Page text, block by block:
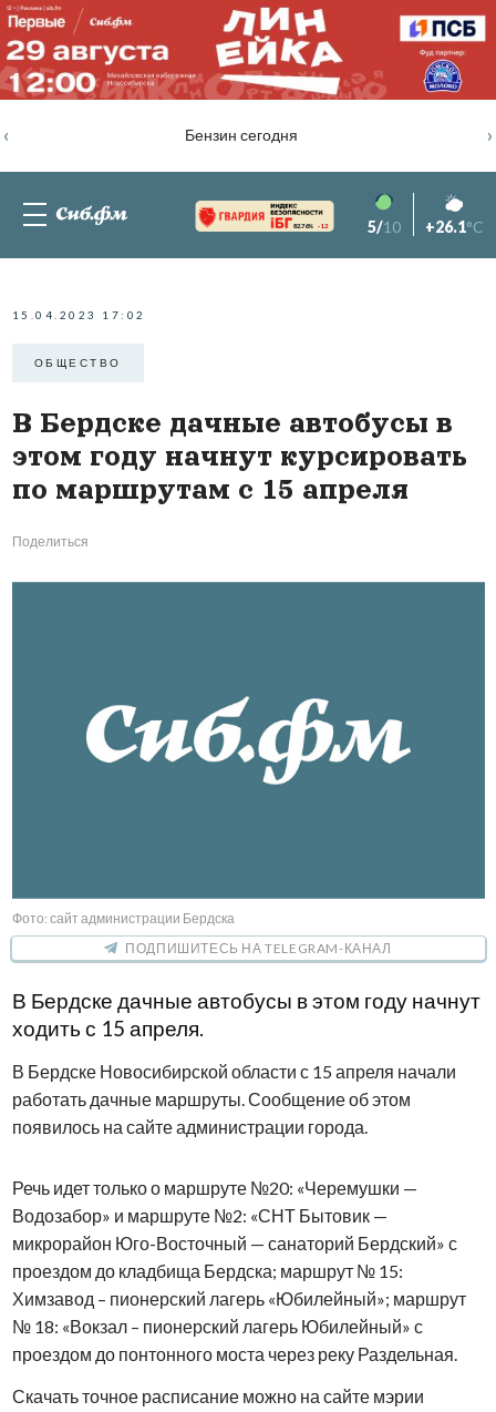
Бензин сегодня
‹ ›
82.76% -1.2 5/10 +26.1°C
15.04.2023 17:02
ОБЩЕСТВО
В Бердске дачные автобусы в
этом году начнут курсировать
по маршрутам с 15 апреля
Поделиться
Фото: сайт администрации Бердска
ПОДПИШИТЕСЬ НА TELEGRAM-КАНАЛ
В Бердске дачные автобусы в этом году начнут
ходить с 15 апреля.
В Бердске Новосибирской области с 15 апреля начали
работать дачные маршруты. Сообщение об этом
появилось на сайте администрации города.
Речь идет только о маршруте №20: «Черемушки —
Водозабор» и маршруте №2: «СНТ Бытовик —
микрорайон Юго-Восточный — санаторий Бердский» с
проездом до кладбища Бердска; маршрут № 15:
Химзавод – пионерский лагерь «Юбилейный»; маршрут
№ 18: «Вокзал – пионерский лагерь Юбилейный» с
проездом до понтонного моста через реку Раздельная.
Скачать точное расписание можно на сайте мэрии